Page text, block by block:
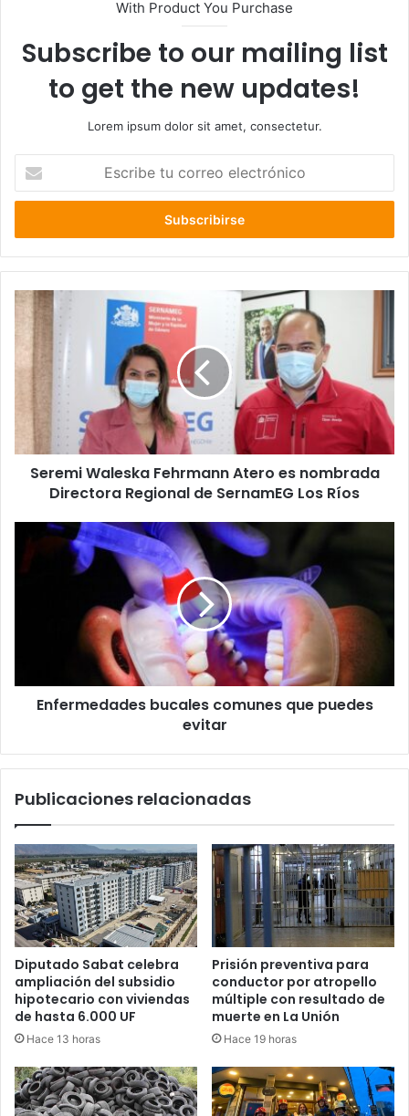
With Product You Purchase
Subscribe to our mailing list
to get the new updates!
Lorem ipsum dolor sit amet, consectetur.
correo
Seremi
Waleska
Fehrmann
Atero
Directora
Regional
de
SernamEG
Seremi Waleska Fehrmann Atero es nombrada
Directora Regional de SernamEG Los Ríos
Enfermedades
Enfermedades bucales comunes que puedes
evitar
Publicaciones relacionadas
Diputado Sabat celebra
ampliación del subsidio
hipotecario con viviendas
de hasta 6.000 UF
Hace 13 horas
Prisión preventiva para
conductor por atropello
múltiple con resultado de
muerte en La Unión
Hace 19 horas